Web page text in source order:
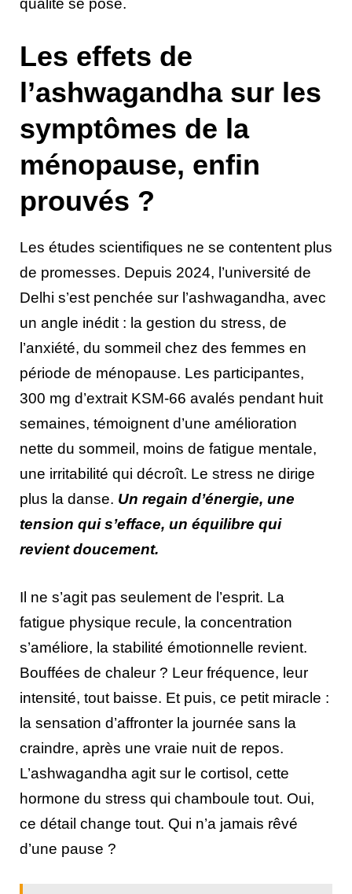
Les effets de
l’ashwagandha sur les
symptômes de la
ménopause, enfin
prouvés ?
Les études scientifiques ne se contentent plus
de promesses. Depuis 2024, l’université de
Delhi s’est penchée sur l’ashwagandha, avec
un angle inédit : la gestion du stress, de
l’anxiété, du sommeil chez des femmes en
période de ménopause. Les participantes,
300 mg d’extrait KSM-66 avalés pendant huit
semaines, témoignent d’une amélioration
nette du sommeil, moins de fatigue mentale,
une irritabilité qui décroît. Le stress ne dirige
plus la danse. Un regain d’énergie, une
tension qui s’efface, un équilibre qui
revient doucement.
Il ne s’agit pas seulement de l’esprit. La
fatigue physique recule, la concentration
s’améliore, la stabilité émotionnelle revient.
Bouffées de chaleur ? Leur fréquence, leur
intensité, tout baisse. Et puis, ce petit miracle :
la sensation d’affronter la journée sans la
craindre, après une vraie nuit de repos.
L’ashwagandha agit sur le cortisol, cette
hormone du stress qui chamboule tout. Oui,
ce détail change tout. Qui n’a jamais rêvé
d’une pause ?